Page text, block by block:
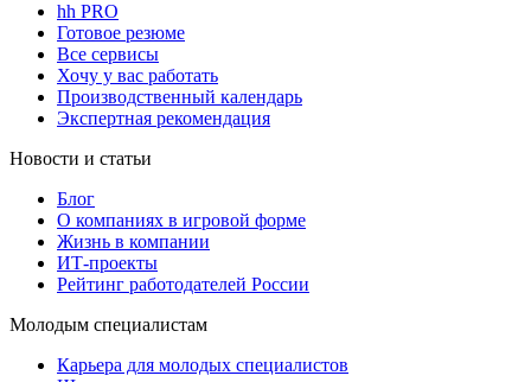
hh PRO
Готовое резюме
Все сервисы
Хочу у вас работать
Производственный календарь
Экспертная рекомендация
Новости и статьи
Блог
О компаниях в игровой форме
Жизнь в компании
ИТ-проекты
Рейтинг работодателей России
Молодым специалистам
Карьера для молодых специалистов